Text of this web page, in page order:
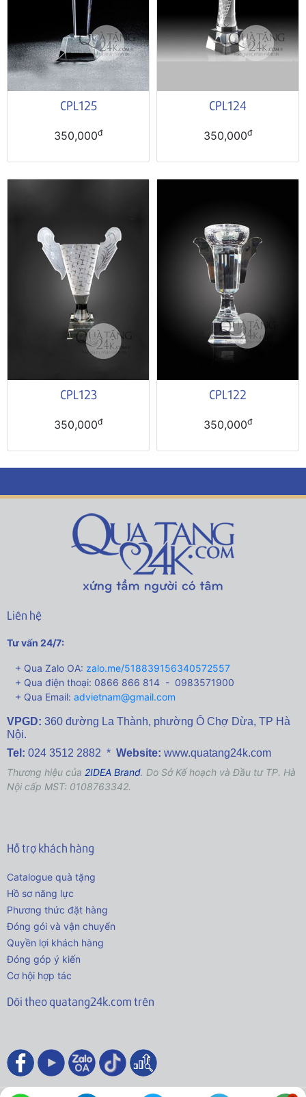
CPL125
350,000đ
CPL124
350,000đ
CPL123
350,000đ
CPL122
350,000đ
Liên hệ
Tư vấn 24/7:
+ Qua Zalo OA: zalo.me/518839156340572557
+ Qua điện thoại: 0866 866 814 - 0983571900
+ Qua Email: advietnam@gmail.com
VPGD: 360 đường La Thành, phường Ô Chợ Dừa, TP Hà
Nội.
Tel: 024 3512 2882 * Website: www.quatang24k.com
Thương hiệu của 2IDEA Brand. Do Sở Kế hoạch và Đầu tư TP. Hà
Nội cấp MST: 0108763342.
Hỗ trợ khách hàng
Catalogue quà tặng
Hồ sơ năng lực
Phương thức đặt hàng
Đóng gói và vận chuyển
Quyền lợi khách hàng
Đóng góp ý kiến
Cơ hội hợp tác
Dõi theo quatang24k.com trên